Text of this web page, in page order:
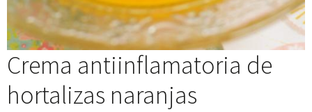
Crema antiinflamatoria de
hortalizas naranjas